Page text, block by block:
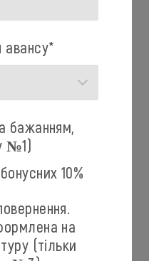
авансу*
бажанням,
№1)
10%
на
(тільки